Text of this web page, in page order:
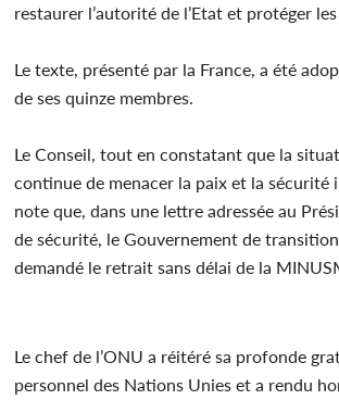
restaurer l’autorité de l’Etat et protéger les
Le texte, présenté par la France, a été
de ses quinze membres.
Le Conseil, tout en constatant que la
continue de menacer la paix et la sécurité
note que, dans une lettre adressée au
de sécurité, le Gouvernement de
demandé le retrait sans délai de la
Le chef de l’ONU a réitéré sa profonde
personnel des Nations Unies et a rendu